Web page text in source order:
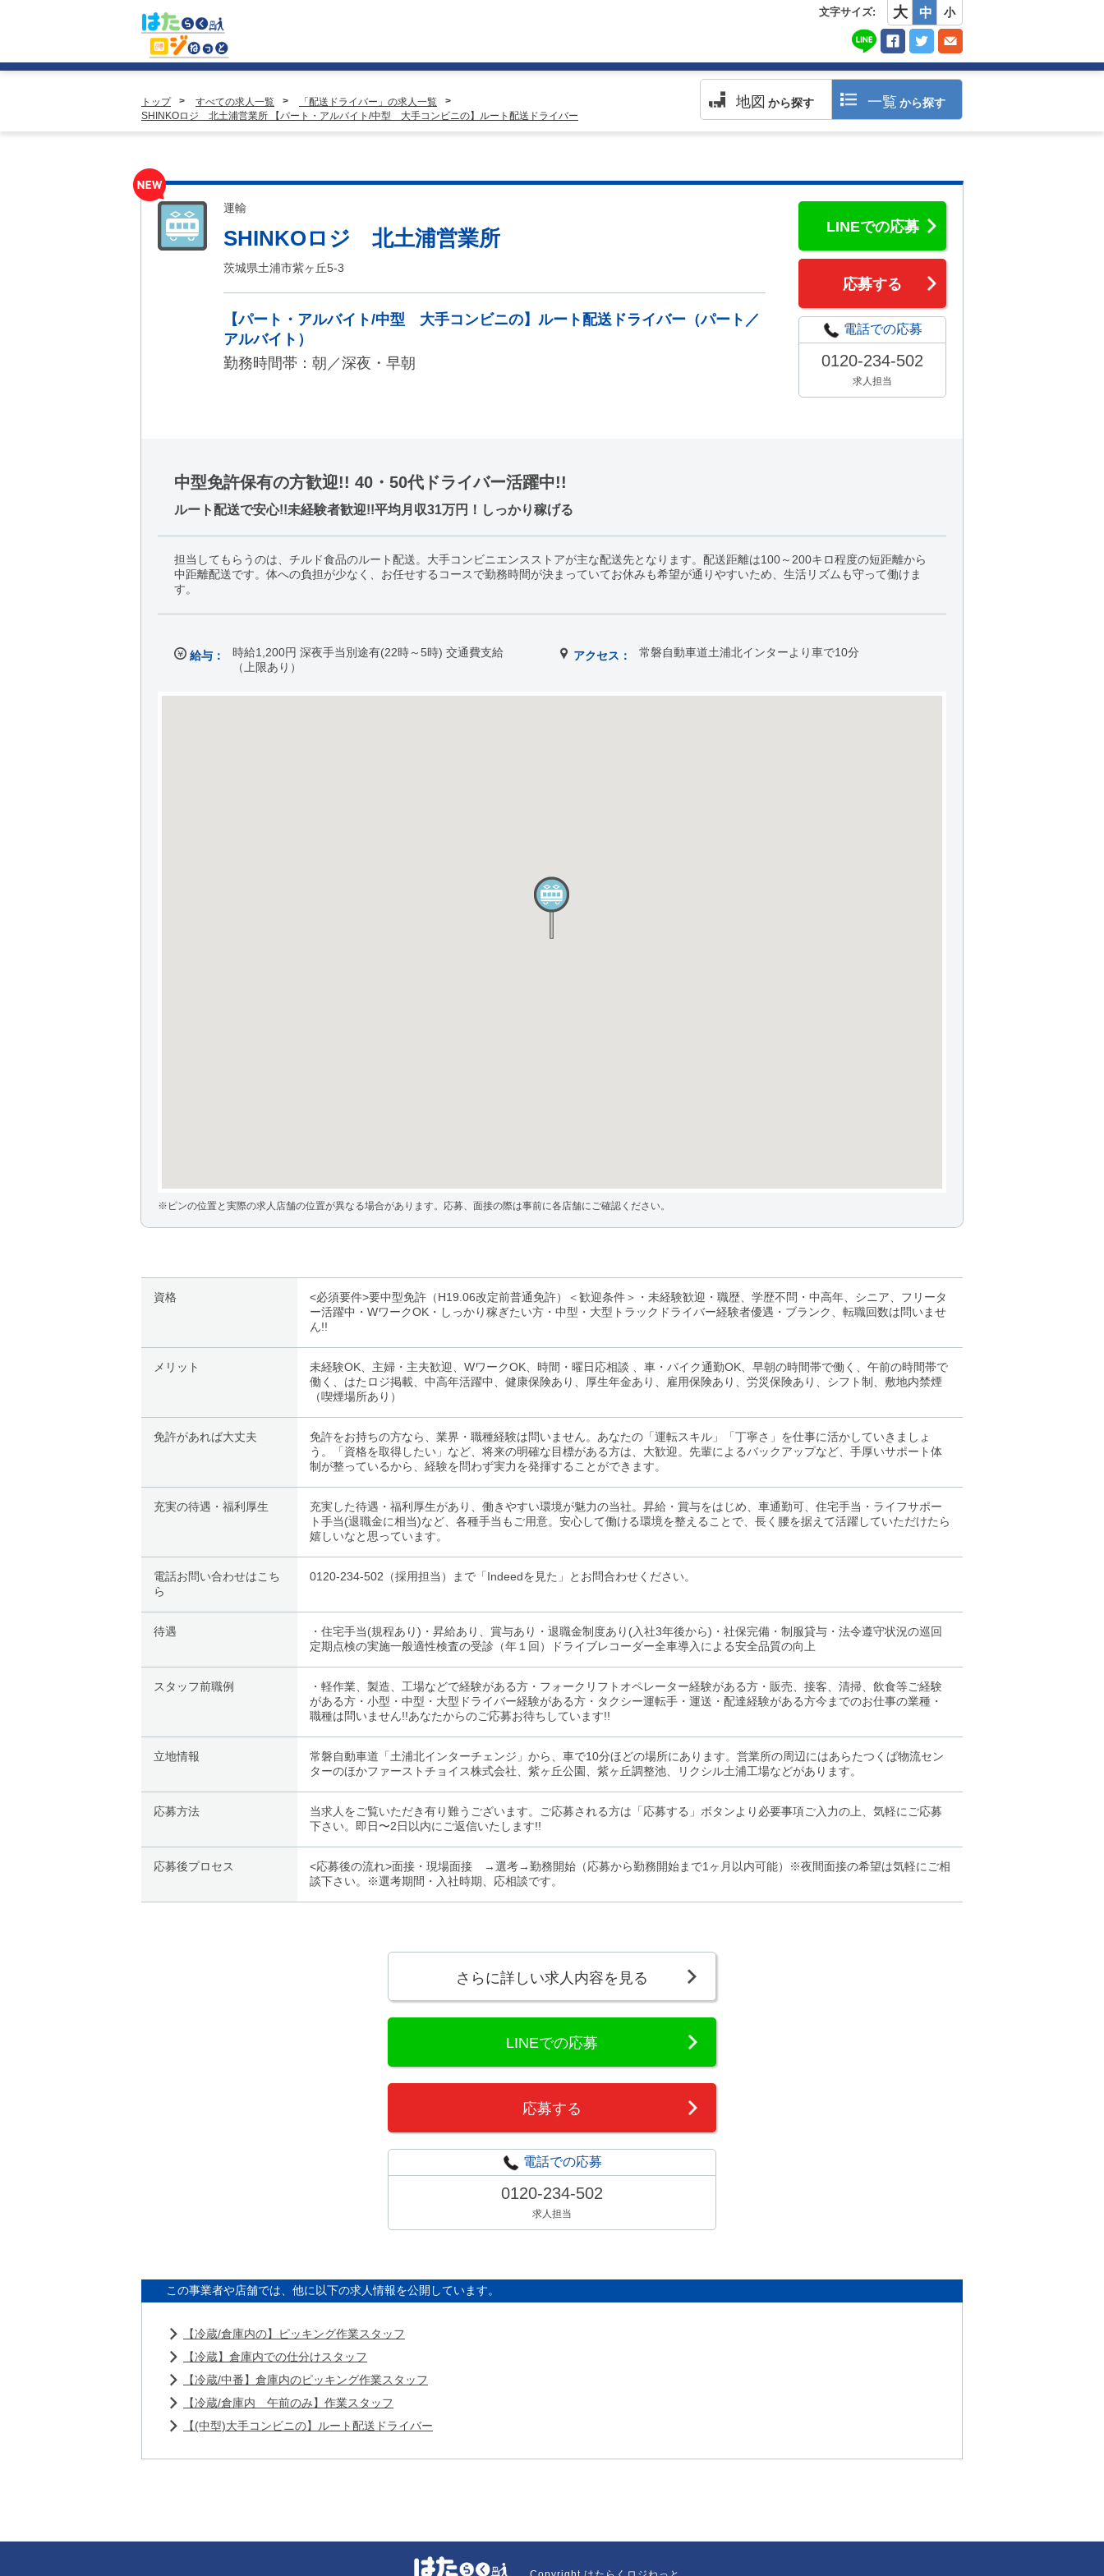
文字サイズ: 大 中 小
地図 から探す 一覧 から探す
トップ すべての求人一覧
「配送ドライバー」の求人一覧
SHINKOロジ 北土浦営業所 【パート・アルバイト/中型 大手コンビニの】ルート配送ドライバー
運輸
SHINKOロジ 北土浦営業所
茨城県土浦市紫ヶ丘5-3
【パート・アルバイト/中型 大手コンビニの】ルート配送ドライバー（パート／
アルバイト）
勤務時間帯：朝／深夜・早朝
LINEでの応募
応募する
電話での応募
0120-234-502
求人担当
中型免許保有の方歓迎!! 40・50代ドライバー活躍中!!
ルート配送で安心!!未経験者歓迎!!平均月収31万円！しっかり稼げる
担当してもらうのは、チルド食品のルート配送。大手コンビニエンスストアが主な配送先となります。配送距離は100～200キロ程度の短距離から
中距離配送です。体への負担が少なく、お任せするコースで勤務時間が決まっていてお休みも希望が通りやすいため、生活リズムも守って働けま
す。
給与：
時給1,200円 深夜手当別途有(22時～5時) 交通費支給
（上限あり）
アクセス： 常磐自動車道土浦北インターより車で10分
※ピンの位置と実際の求人店舗の位置が異なる場合があります。応募、面接の際は事前に各店舗にご確認ください。
資格
<必須要件>要中型免許（H19.06改定前普通免許）＜歓迎条件＞・未経験歓迎・職歴、学歴不問・中高年、シニア、フリータ
ー活躍中・WワークOK・しっかり稼ぎたい方・中型・大型トラックドライバー経験者優遇・ブランク、転職回数は問いませ
ん!!
メリット
未経験OK、主婦・主夫歓迎、WワークOK、時間・曜日応相談 、車・バイク通勤OK、早朝の時間帯で働く、午前の時間帯で
働く、はたロジ掲載、中高年活躍中、健康保険あり、厚生年金あり、雇用保険あり、労災保険あり、シフト制、敷地内禁煙
（喫煙場所あり）
免許があれば大丈夫
免許をお持ちの方なら、業界・職種経験は問いません。あなたの「運転スキル」「丁寧さ」を仕事に活かしていきましょ
う。「資格を取得したい」など、将来の明確な目標がある方は、大歓迎。先輩によるバックアップなど、手厚いサポート体
制が整っているから、経験を問わず実力を発揮することができます。
充実の待遇・福利厚生
充実した待遇・福利厚生があり、働きやすい環境が魅力の当社。昇給・賞与をはじめ、車通勤可、住宅手当・ライフサポー
ト手当(退職金に相当)など、各種手当もご用意。安心して働ける環境を整えることで、長く腰を据えて活躍していただけたら
嬉しいなと思っています。
電話お問い合わせはこち
ら
0120-234-502（採用担当）まで「Indeedを見た」とお問合わせください。
待遇
・住宅手当(規程あり)・昇給あり、賞与あり・退職金制度あり(入社3年後から)・社保完備・制服貸与・法令遵守状況の巡回
定期点検の実施一般適性検査の受診（年１回）ドライブレコーダー全車導入による安全品質の向上
スタッフ前職例
・軽作業、製造、工場などで経験がある方・フォークリフトオペレーター経験がある方・販売、接客、清掃、飲食等ご経験
がある方・小型・中型・大型ドライバー経験がある方・タクシー運転手・運送・配達経験がある方今までのお仕事の業種・
職種は問いません!!あなたからのご応募お待ちしています!!
立地情報
常磐自動車道「土浦北インターチェンジ」から、車で10分ほどの場所にあります。営業所の周辺にはあらたつくば物流セン
ターのほかファーストチョイス株式会社、紫ヶ丘公園、紫ヶ丘調整池、リクシル土浦工場などがあります。
応募方法
当求人をご覧いただき有り難うございます。ご応募される方は「応募する」ボタンより必要事項ご入力の上、気軽にご応募
下さい。即日〜2日以内にご返信いたします!!
応募後プロセス
<応募後の流れ>面接・現場面接 →選考→勤務開始（応募から勤務開始まで1ヶ月以内可能）※夜間面接の希望は気軽にご相
談下さい。※選考期間・入社時期、応相談です。
さらに詳しい求人内容を見る
LINEでの応募
応募する
電話での応募
0120-234-502
求人担当
この事業者や店舗では、他に以下の求人情報を公開しています。
【冷蔵/倉庫内の】ピッキング作業スタッフ
【冷蔵】倉庫内での仕分けスタッフ
【冷蔵/中番】倉庫内のピッキング作業スタッフ
【冷蔵/倉庫内 午前のみ】作業スタッフ
【(中型)大手コンビニの】ルート配送ドライバー